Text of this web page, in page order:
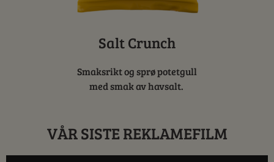
Salt Crunch
Smaksrikt og sprø potetgull
med smak av havsalt.
VÅR SISTE REKLAMEFILM